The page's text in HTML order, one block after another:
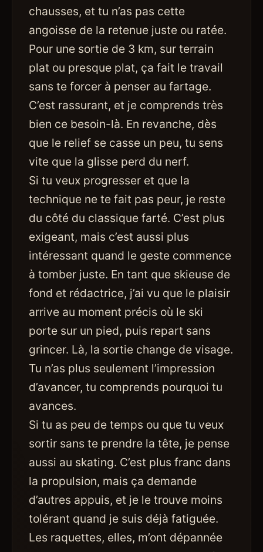
chausses, et tu n’as pas cette
angoisse de la retenue juste ou ratée.
Pour une sortie de 3 km, sur terrain
plat ou presque plat, ça fait le travail
sans te forcer à penser au fartage.
C’est rassurant, et je comprends très
bien ce besoin-là. En revanche, dès
que le relief se casse un peu, tu sens
vite que la glisse perd du nerf.
Si tu veux progresser et que la
technique ne te fait pas peur, je reste
du côté du classique farté. C’est plus
exigeant, mais c’est aussi plus
intéressant quand le geste commence
à tomber juste. En tant que skieuse de
fond et rédactrice, j’ai vu que le plaisir
arrive au moment précis où le ski
porte sur un pied, puis repart sans
grincer. Là, la sortie change de visage.
Tu n’as plus seulement l’impression
d’avancer, tu comprends pourquoi tu
avances.
Si tu as peu de temps ou que tu veux
sortir sans te prendre la tête, je pense
aussi au skating. C’est plus franc dans
la propulsion, mais ça demande
d’autres appuis, et je le trouve moins
tolérant quand je suis déjà fatiguée.
Les raquettes, elles, m’ont dépannée